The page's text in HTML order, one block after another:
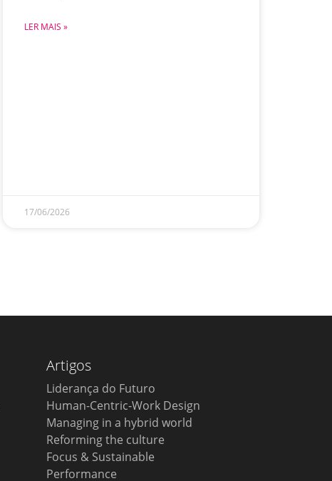
LER MAIS »
17/06/2026
Artigos
Liderança do Futuro
Human-Centric-Work Design
Managing in a hybrid world
Reforming the culture
Focus & Sustainable
Performance